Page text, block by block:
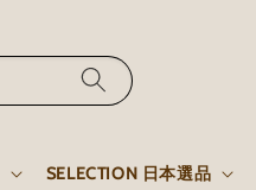
SELECTION 日本選品